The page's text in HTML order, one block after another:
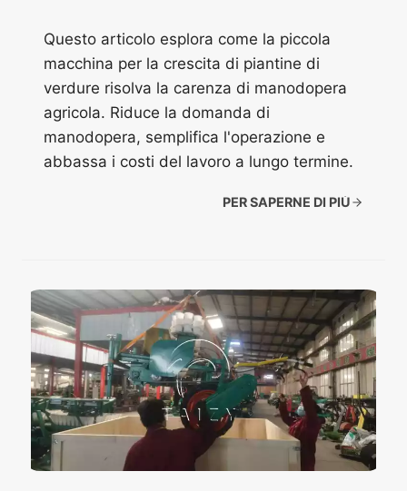
Questo articolo esplora come la piccola
macchina per la crescita di piantine di
verdure risolva la carenza di manodopera
agricola. Riduce la domanda di
manodopera, semplifica l'operazione e
abbassa i costi del lavoro a lungo termine.
PER SAPERNE DI PIÙ